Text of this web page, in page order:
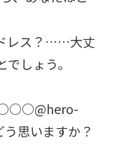
レス？……大丈
しょう。
○○○@hero-
思いますか？